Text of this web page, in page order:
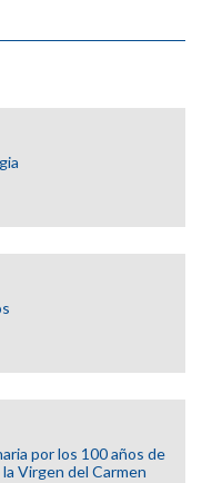
por los 100 años de
Virgen del Carmen